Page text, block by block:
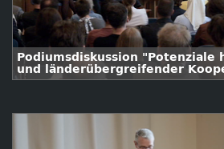
Podiumsdiskussion "Potenziale
und länderübergreifender